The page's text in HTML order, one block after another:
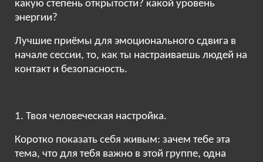
какую степень открытости? какой уровень
энергии?
Лучшие приёмы для эмоционального сдвига в
начале сессии, то, как ты настраиваешь людей на
контакт и безопасность.
1. Твоя человеческая настройка.
Коротко показать себя живым: зачем тебе эта
тема, что для тебя важно в этой группе, одна